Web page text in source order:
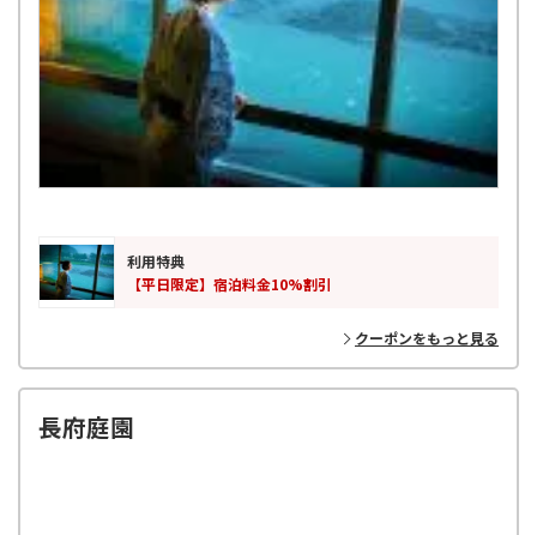
利用特典
【平日限定】宿泊料金10%割引
クーポンをもっと見る
長府庭園